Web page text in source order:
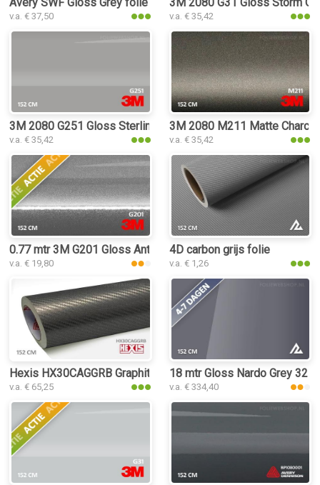
v.a. € 37,50 v.a. € 35,42
3M 2080 G251 Gloss Sterling Silver folie
v.a. € 35,42
3M 2080 M211 Matte
v.a. € 35,42
0.77 mtr 3M G201 Gloss Anthracite
v.a. € 19,80
4D carbon grijs folie
v.a. € 1,26
Hexis HX30CAGGRB Graphite Grey Carbon Gloss folie
v.a. € 65,25
18 mtr Gloss Nardo Grey
v.a. € 334,40